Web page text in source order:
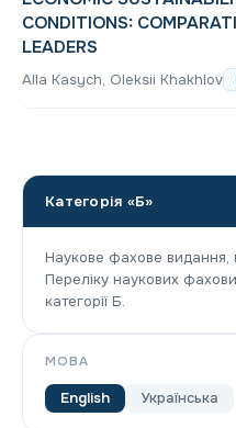
CONDITIONS:
LEADERS
Alla Kasych, Oleksii Khakhlov
Категорія «Б»
Наукове фахове видання,
Переліку наукових
категорії Б.
МОВА
English Українська